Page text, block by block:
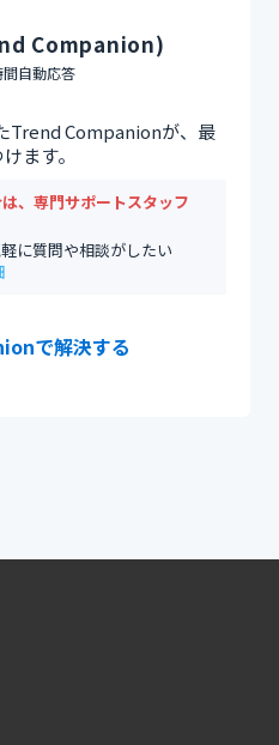
Companion)
自動応答
Trend Companionが、最
ます。
、専門サポートスタッフ
に質問や相談がしたい
で解決する